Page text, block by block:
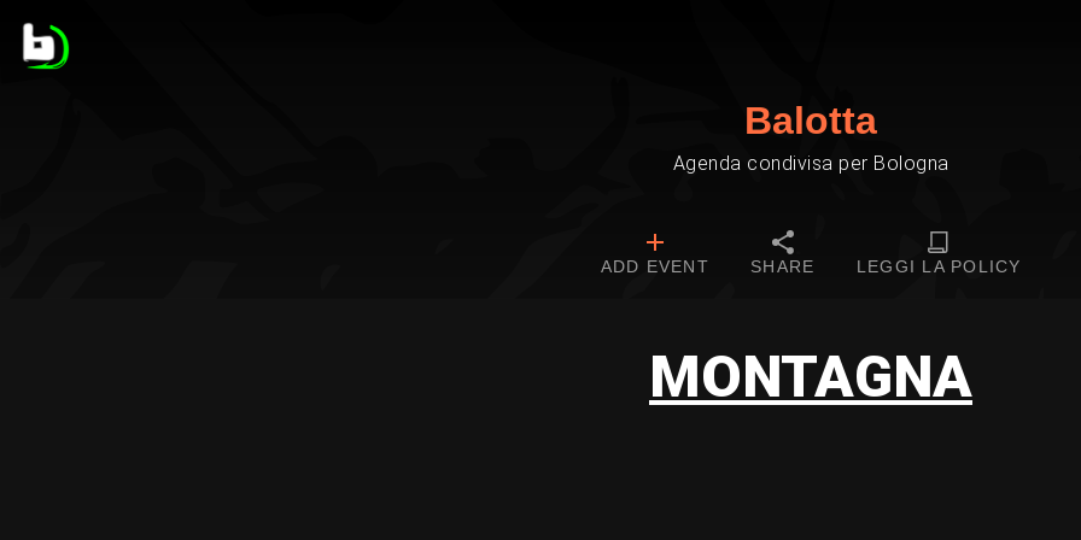
Balotta
Agenda condivisa per Bologna
ADD EVENT SHARE LEGGI LA POLICY
MONTAGNA